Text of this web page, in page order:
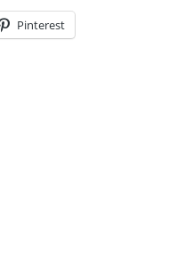
Pinterest